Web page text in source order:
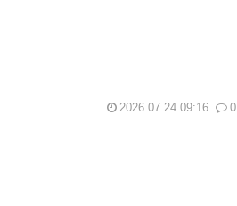
2026.07.24 09:16 0